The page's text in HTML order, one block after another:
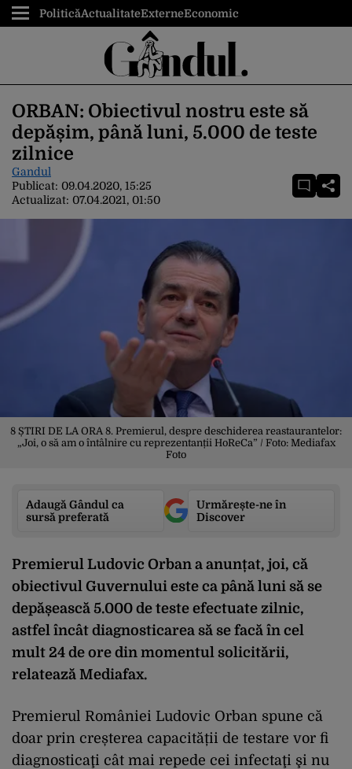
PoliticăActualitateExterneEconomic
ORBAN: Obiectivul nostru este să
depășim, până luni, 5.000 de teste
zilnice
Gandul
Publicat: 09.04.2020, 15:25
Actualizat: 07.04.2021, 01:50
8 ȘTIRI DE LA ORA 8. Premierul, despre deschiderea reastaurantelor:
„Joi, o să am o întâlnire cu reprezentanții HoReCa” / Foto: Mediafax
Foto
Adaugă Gândul ca
sursă preferată
Urmărește-ne în
Discover
Premierul Ludovic Orban a anunțat, joi, că
obiectivul Guvernului este ca până luni să se
depășească 5.000 de teste efectuate zilnic,
astfel încât diagnosticarea să se facă în cel
mult 24 de ore din momentul solicitării,
relatează Mediafax.
Premierul României Ludovic Orban spune că
doar prin creșterea capacității de testare vor fi
diagnosticaţi cât mai repede cei infectaţi şi nu